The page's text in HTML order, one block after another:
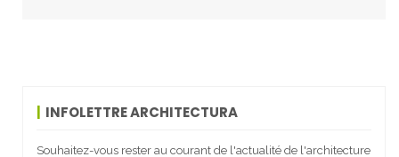
INFOLETTRE ARCHITECTURA
Souhaitez-vous rester au courant de l'actualité de l'architecture